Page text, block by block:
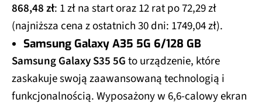
868,48 zł: 1 zł na start oraz 12 rat po 72,29 zł
(najniższa cena z ostatnich 30 dni: 1749,04 zł).
Samsung Galaxy A35 5G 6/128 GB
Samsung Galaxy S35 5Gto urządzenie, które
zaskakuje swoją zaawansowaną technologią i
funkcjonalnością. Wyposażony w 6,6-calowy ekran